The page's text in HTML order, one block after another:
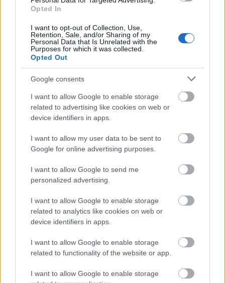
Opted In
I want to opt-out of Collection, Use,
Retention, Sale, and/or Sharing of my
Personal Data that Is Unrelated with the
Purposes for which it was collected.
Opted Out
Google consents
I want to allow Google to enable storage
related to advertising like cookies on web or
device identifiers in apps.
I want to allow my user data to be sent to
Google for online advertising purposes.
I want to allow Google to send me
personalized advertising.
I want to allow Google to enable storage
related to analytics like cookies on web or
device identifiers in apps.
I want to allow Google to enable storage
related to functionality of the website or app.
I want to allow Google to enable storage
Bicske Kelet csomópont építése
csomópont épül Angyalföldön
Hódmezővásárhely jó hírű református
iskoláját
Látványos építési szakasz indult be a